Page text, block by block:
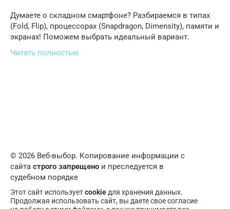
Думаете о складном смартфоне? Разбираемся в типах
(Fold, Flip), процессорах (Snapdragon, Dimensity), памяти и
экранах! Поможем выбрать идеальный вариант.
Читать полностью
© 2026 Веб-выбор. Копирование информации с
сайта строго запрещено и преследуется в
судебном порядке
Этот сайт используетcookie для хранения данных.
Продолжая использовать сайт, вы даете свое согласие